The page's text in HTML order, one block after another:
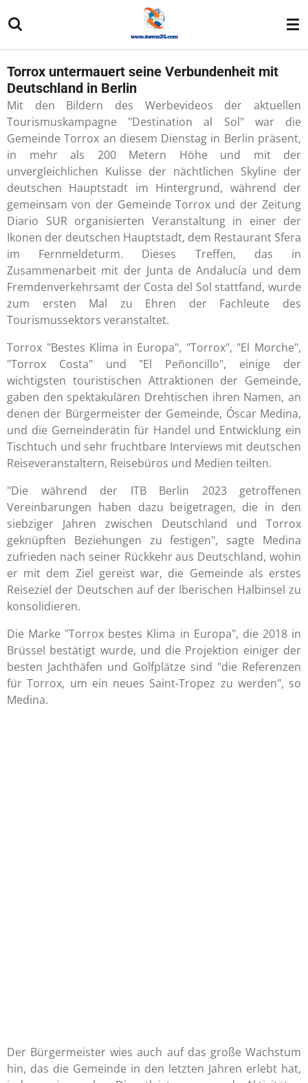
Hauptinhalt
Torrox untermauert seine Verbundenheit mit
Deutschland in Berlin
Mit den Bildern des Werbevideos der aktuellen
Tourismuskampagne "Destination al Sol" war die
Gemeinde Torrox an diesem Dienstag in Berlin präsent,
in mehr als 200 Metern Höhe und mit der
unvergleichlichen Kulisse der nächtlichen Skyline der
deutschen Hauptstadt im Hintergrund, während der
gemeinsam von der Gemeinde Torrox und der Zeitung
Diario SUR organisierten Veranstaltung in einer der
Ikonen der deutschen Hauptstadt, dem Restaurant Sfera
im Fernmeldeturm. Dieses Treffen, das in
Zusammenarbeit mit der Junta de Andalucía und dem
Fremdenverkehrsamt der Costa del Sol stattfand, wurde
zum ersten Mal zu Ehren der Fachleute des
Tourismussektors veranstaltet.
Torrox "Bestes Klima in Europa", "Torrox", "El Morche",
"Torrox Costa" und "El Peñoncillo", einige der
wichtigsten touristischen Attraktionen der Gemeinde,
gaben den spektakulären Drehtischen ihren Namen, an
denen der Bürgermeister der Gemeinde, Óscar Medina,
und die Gemeinderätin für Handel und Entwicklung ein
Tischtuch und sehr fruchtbare Interviews mit deutschen
Reiseveranstaltern, Reisebüros und Medien teilten.
"Die während der ITB Berlin 2023 getroffenen
Vereinbarungen haben dazu beigetragen, die in den
siebziger Jahren zwischen Deutschland und Torrox
geknüpften Beziehungen zu festigen", sagte Medina
zufrieden nach seiner Rückkehr aus Deutschland, wohin
er mit dem Ziel gereist war, die Gemeinde als erstes
Reiseziel der Deutschen auf der Iberischen Halbinsel zu
konsolidieren.
Die Marke "Torrox bestes Klima in Europa", die 2018 in
Brüssel bestätigt wurde, und die Projektion einiger der
besten Jachthäfen und Golfplätze sind "die Referenzen
für Torrox, um ein neues Saint-Tropez zu werden", so
Medina.
Der Bürgermeister wies auch auf das große Wachstum
hin, das die Gemeinde in den letzten Jahren erlebt hat,